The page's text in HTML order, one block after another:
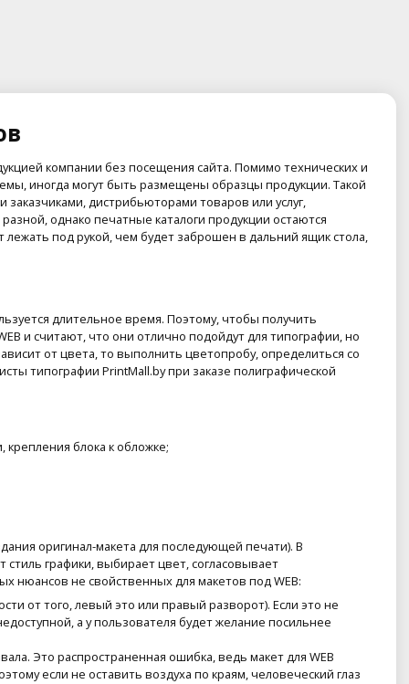
компании без посещения сайта. Помимо технических и
иногда могут быть размещены образцы продукции. Такой
дистрибьюторами товаров или услуг,
однако печатные каталоги продукции остаются
под рукой, чем будет заброшен в дальний ящик стола,
длительное время. Поэтому, чтобы получить
и считают, что они отлично подойдут для типографии, но
от цвета, то выполнить цветопробу, определиться со
типографии PrintMall.by при заказе полиграфической
блока к обложке;
оригинал-макета для последующей печати). В
графики, выбирает цвет, согласовывает
нюансов не свойственных для макетов под WEB:
от того, левый это или правый разворот). Если это не
а у пользователя будет желание посильнее
Это распространенная ошибка, ведь макет для WEB
если не оставить воздуха по краям, человеческий глаз